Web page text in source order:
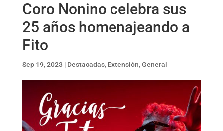
Coro Nonino celebra sus
25 años homenajeando a
Fito
Sep 19, 2023 | Destacadas, Extensión,General